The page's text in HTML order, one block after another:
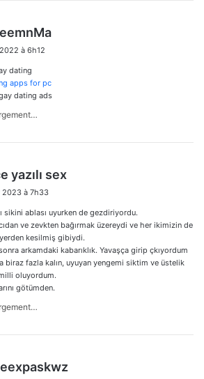
à 6h12
dating
apps for pc
dating ads
yazılı sex
:
2023 à 7h33
sikini ablası uyurken de gezdiriyordu.
ve zevkten bağırmak üzereydi ve her ikimizin de
kesilmiş gibiydi.
arkamdaki kabarıklık. Yavaşça girip çkıyordum
biraz fazla kalın, uyuyan yengemi siktim ve üstelik
oluyordum.
götümden.